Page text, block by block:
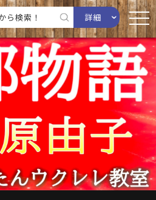
詳細